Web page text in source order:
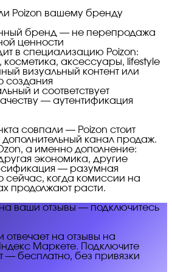
Poizon вашему бренду
бренд — не перепродажа
ценности
в специализацию Poizon:
косметика, аксессуары, lifestyle
визуальный контент или
создания
и соответствует
— аутентификация
совпали — Poizon стоит
канал продаж.
а именно дополнение:
экономика, другие
— разумная
сейчас, когда комиссии на
продолжают расти.
ваши отзывы — подключитесь
отвечает на отзывы на
Маркете. Подключите
— бесплатно, без привязки